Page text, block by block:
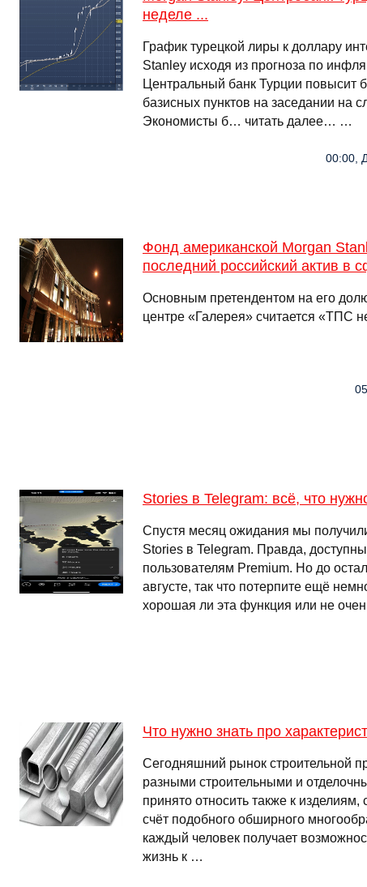
неделе ...
График турецкой лиры к доллару
Stanley исходя из прогноза по
Центральный банк Турции повысит
базисных пунктов на заседании на
Экономисты б… читать далее… …
00:00,
Фонд американской Morgan
последний российский актив в
Основным претендентом на его
центре «Галерея» считается «ТПС
Stories в Telegram: всё, что
Спустя месяц ожидания мы
Stories в Telegram. Правда,
пользователям Premium. Но до
августе, так что потерпите ещё
хорошая ли эта функция или не
Что нужно знать про
Сегодняшний рынок строительной
разными строительными и
принято относить также к
счёт подобного обширного
каждый человек получает
жизнь к …